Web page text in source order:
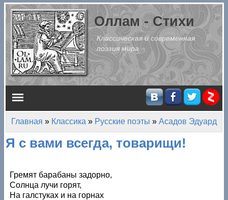
Перейти к основному содержанию
Оллам - Стихи
Классическая и современная
поэзия мира
Главное меню
Вы здесь
Главная » Классика » Русские поэты » Асадов Эдуард
Я с вами всегда, товарищи!
Гремят барабаны задорно,
Солнца лучи горят,
На галстуках и на горнах